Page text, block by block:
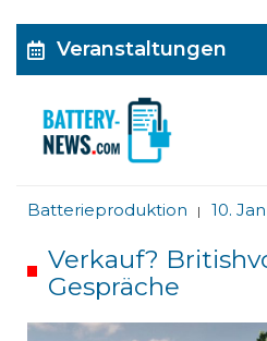
Veranstaltungen
Batterieproduktion | 10.
Verkauf?
Gespräche